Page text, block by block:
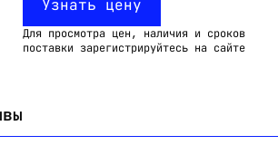
Узнать цену
Для просмотра цен, наличия и сроков
поставки зарегистрируйтесь на сайте